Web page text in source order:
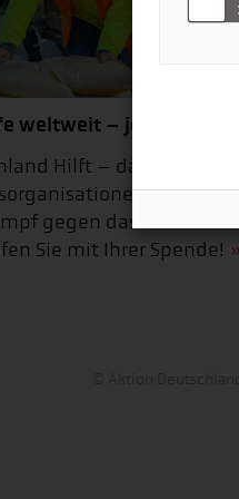
weltweit – jetzt
Hilft – das Bündnis
– leistet
gegen das Corona-
Sie mit Ihrer Spende!